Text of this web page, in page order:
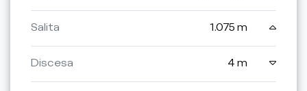
Salita 1.075 m
Discesa 4 m